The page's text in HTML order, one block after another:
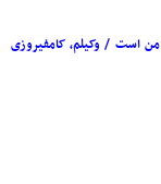
است / وکیلم، کامفیروزی